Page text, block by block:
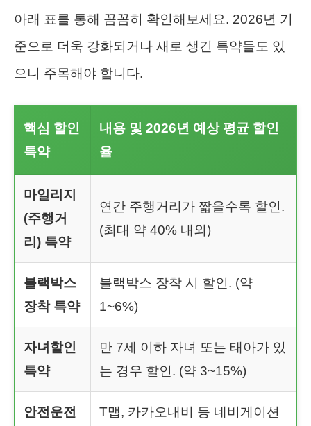
아래 표를 통해 꼼꼼히 확인해보세요. 2026년 기
준으로 더욱 강화되거나 새로 생긴 특약들도 있
으니 주목해야 합니다.
핵심 할인
특약
내용 및 2026년 예상 평균 할인
율
마일리지
(주행거
리) 특약
연간 주행거리가 짧을수록 할인.
(최대 약 40% 내외)
블랙박스
장착 특약
블랙박스 장착 시 할인. (약
1~6%)
자녀할인
특약
만 7세 이하 자녀 또는 태아가 있
는 경우 할인. (약 3~15%)
안전운전
T맵, 카카오내비 등 네비게이션